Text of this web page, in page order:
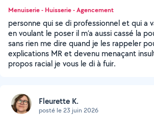
Menuiserie - Huisserie - Agencement
personne qui se di professionnel et qui a
en voulant le poser il m’a aussi cassé la
sans rien me dire quand je les rappeler
explications MR et devenu menaçant
propos racial je vous le di à fuir.
Fleurette K.
posté le 23 juin 2026